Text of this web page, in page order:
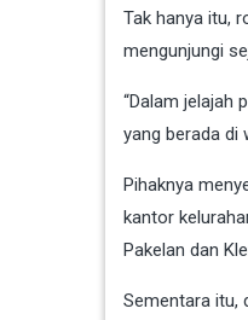
Tak hanya itu,
mengunjungi
“Dalam jelajah
yang berada di
Pihaknya
kantor
Pakelan dan
Sementara itu,